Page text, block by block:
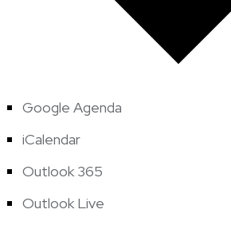
Google Agenda
iCalendar
Outlook 365
Outlook Live